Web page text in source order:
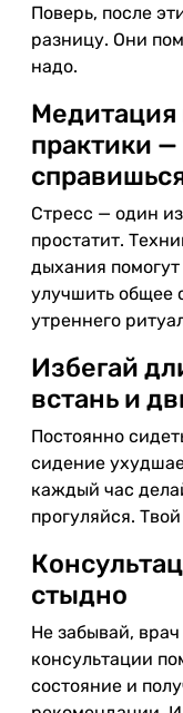
Поверь, после
разницу. Они
надо.
Медитация
практики —
Стресс — один
простатит.
дыхания
улучшить общее
утреннего
Избегай
встань и
Постоянно
сидение
каждый час
прогуляйся.
стыдно
Не забывай,
консультации
состояние и